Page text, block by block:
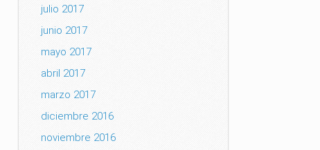
julio 2017
junio 2017
mayo 2017
abril 2017
marzo 2017
diciembre 2016
noviembre 2016